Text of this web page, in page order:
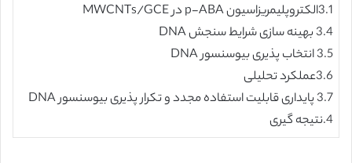
3.1الکتروپلیمریزاسیون p-ABA در MWCNTs/GCE
3.4 بهینه سازی شرایط سنجش DNA
3.5 انتخاب پذیری بیوسنسور DNA
3.6عملکرد تحلیلی
3.7 پایداری قابلیت استفاده مجدد و تکرار پذیری بیوسنسور DNA
4.نتیجه گیری